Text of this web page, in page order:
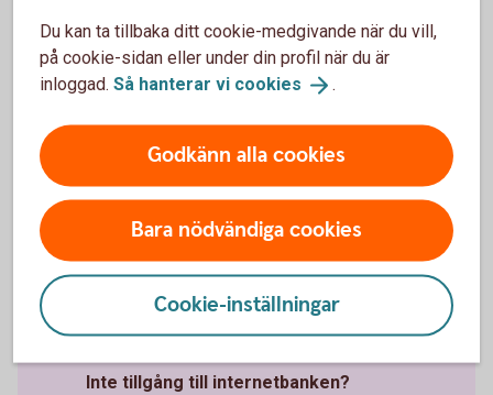
Så skaffar du banktjänster till
ditt barn
Gör ditt barn till bankkund
Du som är kund i banken kan enkelt göra ditt
barn till bankkund i internetbanken. Då kan du
samtidigt öppna ett eller flera konton i barnets
Logga in och gör ditt barn tillbankkund
Inte tillgång till internetbanken?
Du kan ta tillbaka ditt cookie-medgivande när du vill,
på cookie-sidan eller under din profil när du är
inloggad. Så hanterar vi cookies .
Godkänn alla cookies
Bara nödvändiga cookies
Cookie-inställningar